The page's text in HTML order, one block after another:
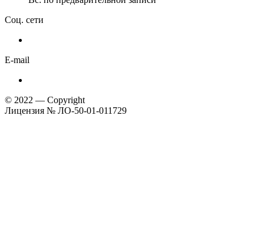
Соц. сети
E-mail
© 2022 — Copyright
Лицензия № ЛО-50-01-011729